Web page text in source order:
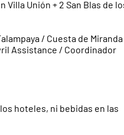
Villa Unión + 2 San Blas de
/ Cuesta de Miranda
Assistance / Coordinador
hoteles, ni bebidas en las